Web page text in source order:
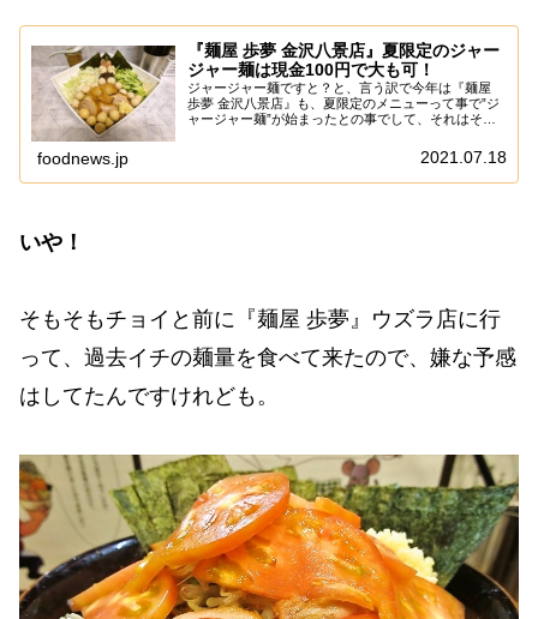
『麺屋 歩夢 金沢八景店』夏限定のジャー
ジャー麺は現金100円で大も可！
ジャージャー麺ですと？と、言う訳で今年は『麺屋
歩夢 金沢八景店』も、夏限定のメニューって事で”ジ
ャージャー麺”が始まったとの事でして、それはそれ
夏の限定は”つけ麺”だったと思うのですが、そろ...
foodnews.jp 2021.07.18
いや！
そもそもチョイと前に『麺屋 歩夢』ウズラ店に行
って、過去イチの麺量を食べて来たので、嫌な予感
はしてたんですけれども。